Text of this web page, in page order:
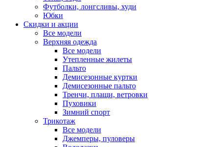
Футболки, лонгсливы, худи
Юбки
Скидки и акции
Все модели
Верхняя одежда
Все модели
Утепленные жилеты
Пальто
Демисезонные куртки
Демисезонные пальто
Тренчи, плащи, ветровки
Пуховики
Зимний спорт
Трикотаж
Все модели
Джемперы, пуловеры